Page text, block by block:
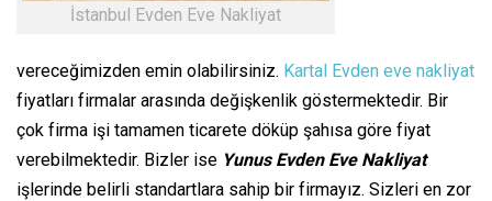
İstanbul Evden Eve Nakliyat
vereceğimizden emin olabilirsiniz. Kartal Evden eve nakliyat
fiyatları firmalar arasında değişkenlik göstermektedir. Bir
çok firma işi tamamen ticarete döküp şahısa göre fiyat
verebilmektedir. Bizler ise Yunus Evden Eve Nakliyat
işlerinde belirli standartlara sahip bir firmayız. Sizleri en zor